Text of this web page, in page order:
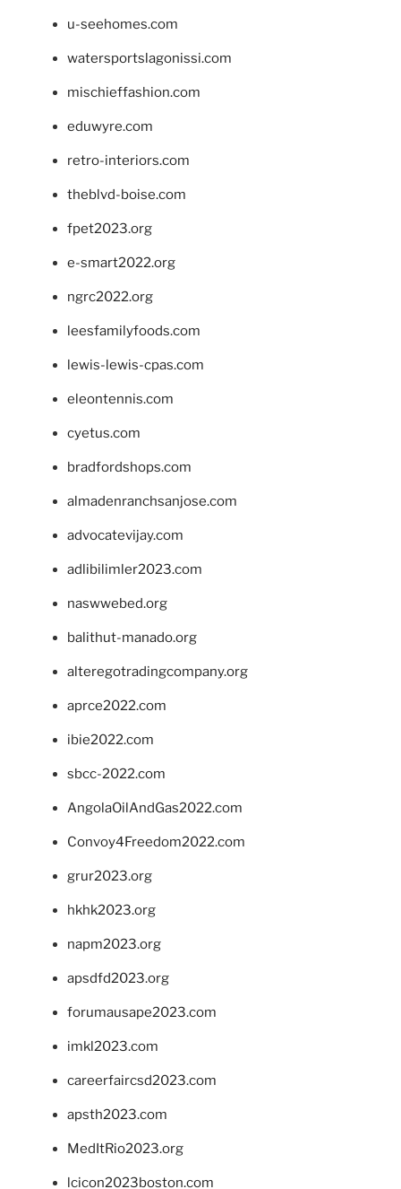
u-seehomes.com
watersportslagonissi.com
mischieffashion.com
eduwyre.com
retro-interiors.com
theblvd-boise.com
fpet2023.org
e-smart2022.org
ngrc2022.org
leesfamilyfoods.com
lewis-lewis-cpas.com
eleontennis.com
cyetus.com
bradfordshops.com
almadenranchsanjose.com
advocatevijay.com
adlibilimler2023.com
naswwebed.org
balithut-manado.org
alteregotradingcompany.org
aprce2022.com
ibie2022.com
sbcc-2022.com
AngolaOilAndGas2022.com
Convoy4Freedom2022.com
grur2023.org
hkhk2023.org
napm2023.org
apsdfd2023.org
forumausape2023.com
imkl2023.com
careerfaircsd2023.com
apsth2023.com
MedItRio2023.org
lcicon2023boston.com